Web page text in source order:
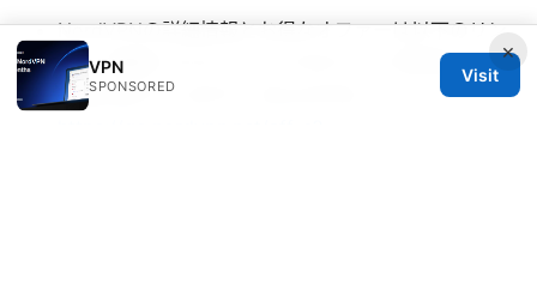
NordVPNの詳細情報とお得なオファーは以下のリン
クでご確認ください（リンクはクリック誘導のため
表現を変えています）: [NordVPN]
×
VPN
SPONSORED
Visit